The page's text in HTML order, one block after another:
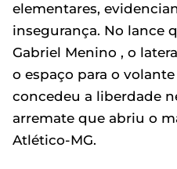
elementares,
insegurança. No lance
Gabriel Menino , o
o espaço para o
concedeu a liberdade
arremate que abriu o
Atlético-MG.